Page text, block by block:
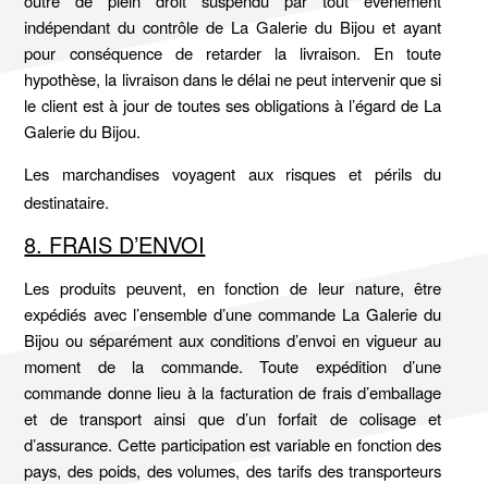
indépendant du contrôle de La Galerie du Bijou et ayant
pour conséquence de retarder la livraison. En toute
hypothèse, la livraison dans le délai ne peut intervenir que si
le client est à jour de toutes ses obligations à l’égard de La
Galerie du Bijou.
Les marchandises voyagent aux risques et périls du
destinataire.
8. FRAIS D’ENVOI
Les produits peuvent, en fonction de leur nature, être
expédiés avec l’ensemble d’une commande La Galerie du
Bijou ou séparément aux conditions d’envoi en vigueur au
moment de la commande. Toute expédition d’une
commande donne lieu à la facturation de frais d’emballage
et de transport ainsi que d’un forfait de colisage et
d’assurance. Cette participation est variable en fonction des
pays, des poids, des volumes, des tarifs des transporteurs